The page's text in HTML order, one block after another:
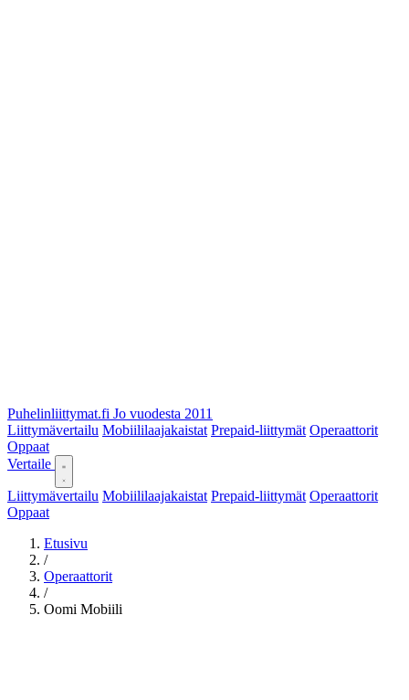
Puhelinliittymat.fi Jo vuodesta 2011
Liittymävertailu Mobiililaajakaistat Prepaid-liittymät Operaattorit
Oppaat
Vertaile
Liittymävertailu Mobiililaajakaistat Prepaid-liittymät Operaattorit
Oppaat
Etusivu
/
Operaattorit
/
Oomi Mobiili